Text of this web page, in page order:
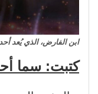
ابن الفارض، الذي يُعد
كتبت: سما